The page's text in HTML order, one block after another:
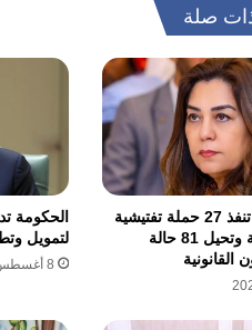
صلة
التنمية المحلية تنفذ 27 حملة تفتيشية
في 11 محافظة وتحيل 81 حالة
القانونية
الحكومة
لتمويل
8 أغسطس، 2026